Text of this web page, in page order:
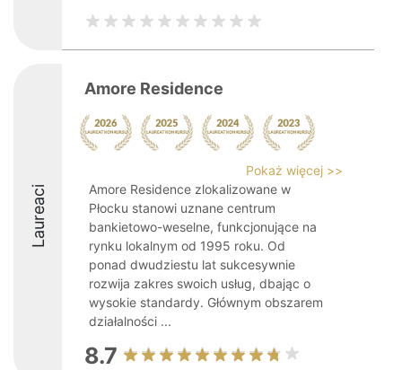
Laureaci
Amore Residence
Pokaż więcej >>
Amore Residence zlokalizowane w
Płocku stanowi uznane centrum
bankietowo-weselne, funkcjonujące na
rynku lokalnym od 1995 roku. Od
ponad dwudziestu lat sukcesywnie
rozwija zakres swoich usług, dbając o
wysokie standardy. Głównym obszarem
działalności ...
8.7